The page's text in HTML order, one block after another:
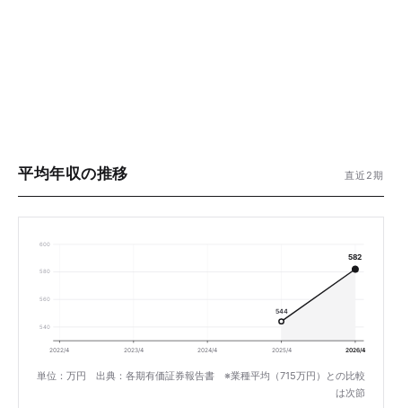
平均年収の推移 直近2期
600
580
560
540
544
582
2022/4 2023/4 2024/4 2025/4 2026/4
単位：万円 出典：各期有価証券報告書 ※業種平均（715万円）との比較
は次節